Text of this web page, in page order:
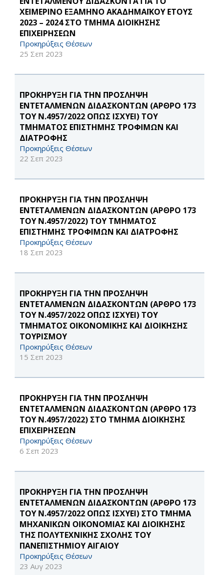
ΧΕΙΜΕΡΙΝΟ ΕΞΑΜΗΝΟ ΑΚΑΔΗΜΑΪΚΟΥ ΕΤΟΥΣ
2023 – 2024 ΣΤΟ ΤΜΗΜΑ ΔΙΟΙΚΗΣΗΣ
ΕΠΙΧΕΙΡΗΣΕΩΝ
Προκηρύξεις Θέσεων
25 Σεπ 2023
ΠΡΟΚΗΡΥΞΗ ΓΙΑ ΤΗΝ ΠΡΟΣΛΗΨΗ
ΕΝΤΕΤΑΛΜΕΝΩΝ ΔΙΔΑΣΚΟΝΤΩΝ (ΑΡΘΡΟ 173
ΤΟΥ Ν.4957/2022 ΟΠΩΣ ΙΣΧΥΕΙ) ΤΟΥ
ΤΜΗΜΑΤΟΣ ΕΠΙΣΤΗΜΗΣ ΤΡΟΦΙΜΩΝ ΚΑΙ
ΔΙΑΤΡΟΦΗΣ
Προκηρύξεις Θέσεων
22 Σεπ 2023
ΠΡΟΚΗΡΥΞΗ ΓΙΑ ΤΗΝ ΠΡΟΣΛΗΨΗ
ΕΝΤΕΤΑΛΜΕΝΩΝ ΔΙΔΑΣΚΟΝΤΩΝ (ΑΡΘΡΟ 173
ΤΟΥ Ν.4957/2022) ΤΟΥ ΤΜΗΜΑΤΟΣ
ΕΠΙΣΤΗΜΗΣ ΤΡΟΦΙΜΩΝ ΚΑΙ ΔΙΑΤΡΟΦΗΣ
Προκηρύξεις Θέσεων
18 Σεπ 2023
ΠΡΟΚΗΡΥΞΗ ΓΙΑ ΤΗΝ ΠΡΟΣΛΗΨΗ
ΕΝΤΕΤΑΛΜΕΝΩΝ ΔΙΔΑΣΚΟΝΤΩΝ (ΑΡΘΡΟ 173
ΤΟΥ Ν.4957/2022 ΟΠΩΣ ΙΣΧΥΕΙ) ΤΟΥ
ΤΜΗΜΑΤΟΣ ΟΙΚΟΝΟΜΙΚΗΣ ΚΑΙ ΔΙΟΙΚΗΣΗΣ
ΤΟΥΡΙΣΜΟΥ
Προκηρύξεις Θέσεων
15 Σεπ 2023
ΠΡΟΚΗΡΥΞΗ ΓΙΑ ΤΗΝ ΠΡΟΣΛΗΨΗ
ΕΝΤΕΤΑΛΜΕΝΩΝ ΔΙΔΑΣΚΟΝΤΩΝ (ΑΡΘΡΟ 173
ΤΟΥ Ν.4957/2022) ΣΤΟ ΤΜΗΜΑ ΔΙΟΙΚΗΣΗΣ
ΕΠΙΧΕΙΡΗΣΕΩΝ
Προκηρύξεις Θέσεων
6 Σεπ 2023
ΠΡΟΚΗΡΥΞΗ ΓΙΑ ΤΗΝ ΠΡΟΣΛΗΨΗ
ΕΝΤΕΤΑΛΜΕΝΩΝ ΔΙΔΑΣΚΟΝΤΩΝ (ΑΡΘΡΟ 173
ΤΟΥ Ν.4957/2022 ΟΠΩΣ ΙΣΧΥΕΙ) ΣΤΟ ΤΜΗΜΑ
ΜΗΧΑΝΙΚΩΝ ΟΙΚΟΝΟΜΙΑΣ ΚΑΙ ΔΙΟΙΚΗΣΗΣ
ΤΗΣ ΠΟΛΥΤΕΧΝΙΚΗΣ ΣΧΟΛΗΣ ΤΟΥ
ΠΑΝΕΠΙΣΤΗΜΙΟΥ ΑΙΓΑΙΟΥ
Προκηρύξεις Θέσεων
23 Αυγ 2023